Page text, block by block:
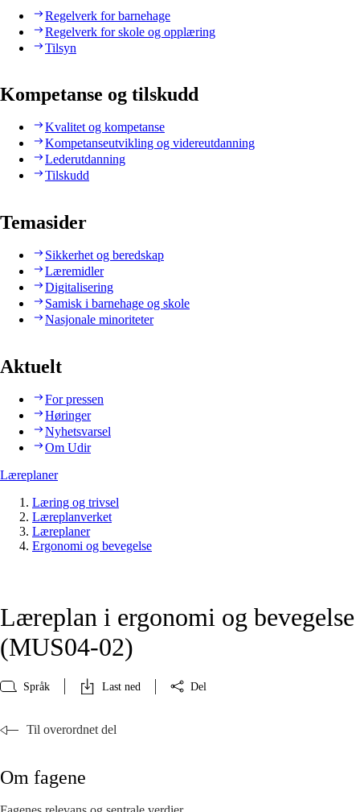
Regelverk for barnehage
Regelverk for skole og opplæring
Tilsyn
Kompetanse og tilskudd
Kvalitet og kompetanse
Kompetanseutvikling og videreutdanning
Lederutdanning
Tilskudd
Temasider
Sikkerhet og beredskap
Læremidler
Digitalisering
Samisk i barnehage og skole
Nasjonale minoriteter
Aktuelt
For pressen
Høringer
Nyhetsvarsel
Om Udir
Læreplaner
Læring og trivsel
Læreplanverket
Læreplaner
Ergonomi og bevegelse
Læreplan i ergonomi og bevegelse
(MUS04‑02)
Språk Last ned Del
Til overordnet del
Om fagene